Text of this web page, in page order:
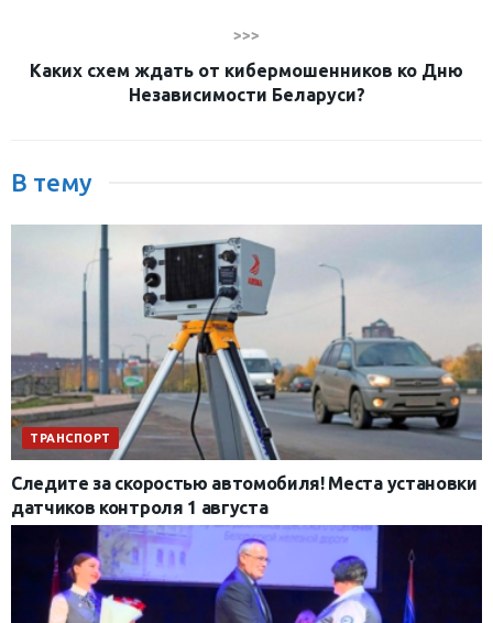
>>>
Каких схем ждать от кибермошенников ко Дню
Независимости Беларуси?
В тему
ТРАНСПОРТ
Следите за скоростью автомобиля! Места установки
датчиков контроля 1 августа